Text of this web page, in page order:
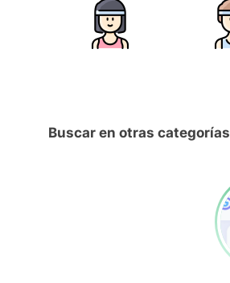
Buscar en otras categorías